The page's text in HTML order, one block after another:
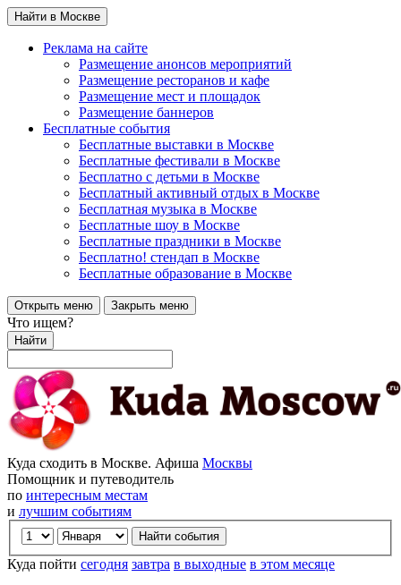
Найти в Москве
Реклама на сайте
Размещение анонсов мероприятий
Размещение ресторанов и кафе
Размещение мест и площадок
Размещение баннеров
Бесплатные события
Бесплатные выставки в Москве
Бесплатные фестивали в Москве
Бесплатно с детьми в Москве
Бесплатный активный отдых в Москве
Бесплатная музыка в Москве
Бесплатные шоу в Москве
Бесплатные праздники в Москве
Бесплатно! стендап в Москве
Бесплатные образование в Москве
Открыть меню Закрыть меню
Что ищем?
Найти
Куда сходить в Москве. Афиша Москвы
Помощник и путеводитель
по интересным местам
и лучшим событиям
Куда пойти сегодня завтра в выходные в этом месяце